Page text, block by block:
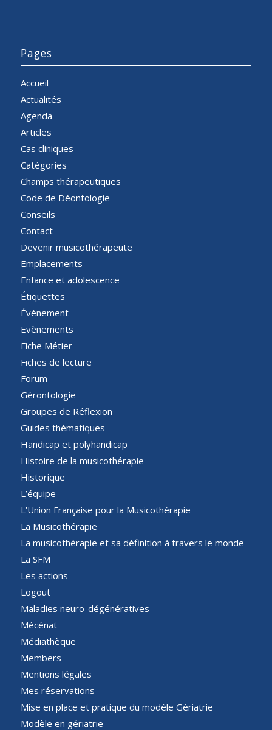
Pages
Accueil
Actualités
Agenda
Articles
Cas cliniques
Catégories
Champs thérapeutiques
Code de Déontologie
Conseils
Contact
Devenir musicothérapeute
Emplacements
Enfance et adolescence
Étiquettes
Évènement
Evènements
Fiche Métier
Fiches de lecture
Forum
Gérontologie
Groupes de Réflexion
Guides thématiques
Handicap et polyhandicap
Histoire de la musicothérapie
Historique
L’équipe
L’Union Française pour la Musicothérapie
La Musicothérapie
La musicothérapie et sa définition à travers le monde
La SFM
Les actions
Logout
Maladies neuro-dégénératives
Mécénat
Médiathèque
Members
Mentions légales
Mes réservations
Mise en place et pratique du modèle Gériatrie
Modèle en gériatrie